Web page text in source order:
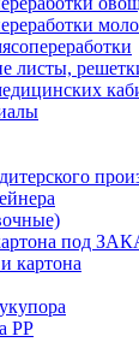
листы,
под
картона
РР